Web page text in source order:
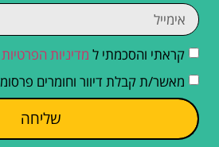
קראתי והסכמתי ל מדיניות הפרטיות
מאשר/ת קבלת דיוור וחומרים
שליחה